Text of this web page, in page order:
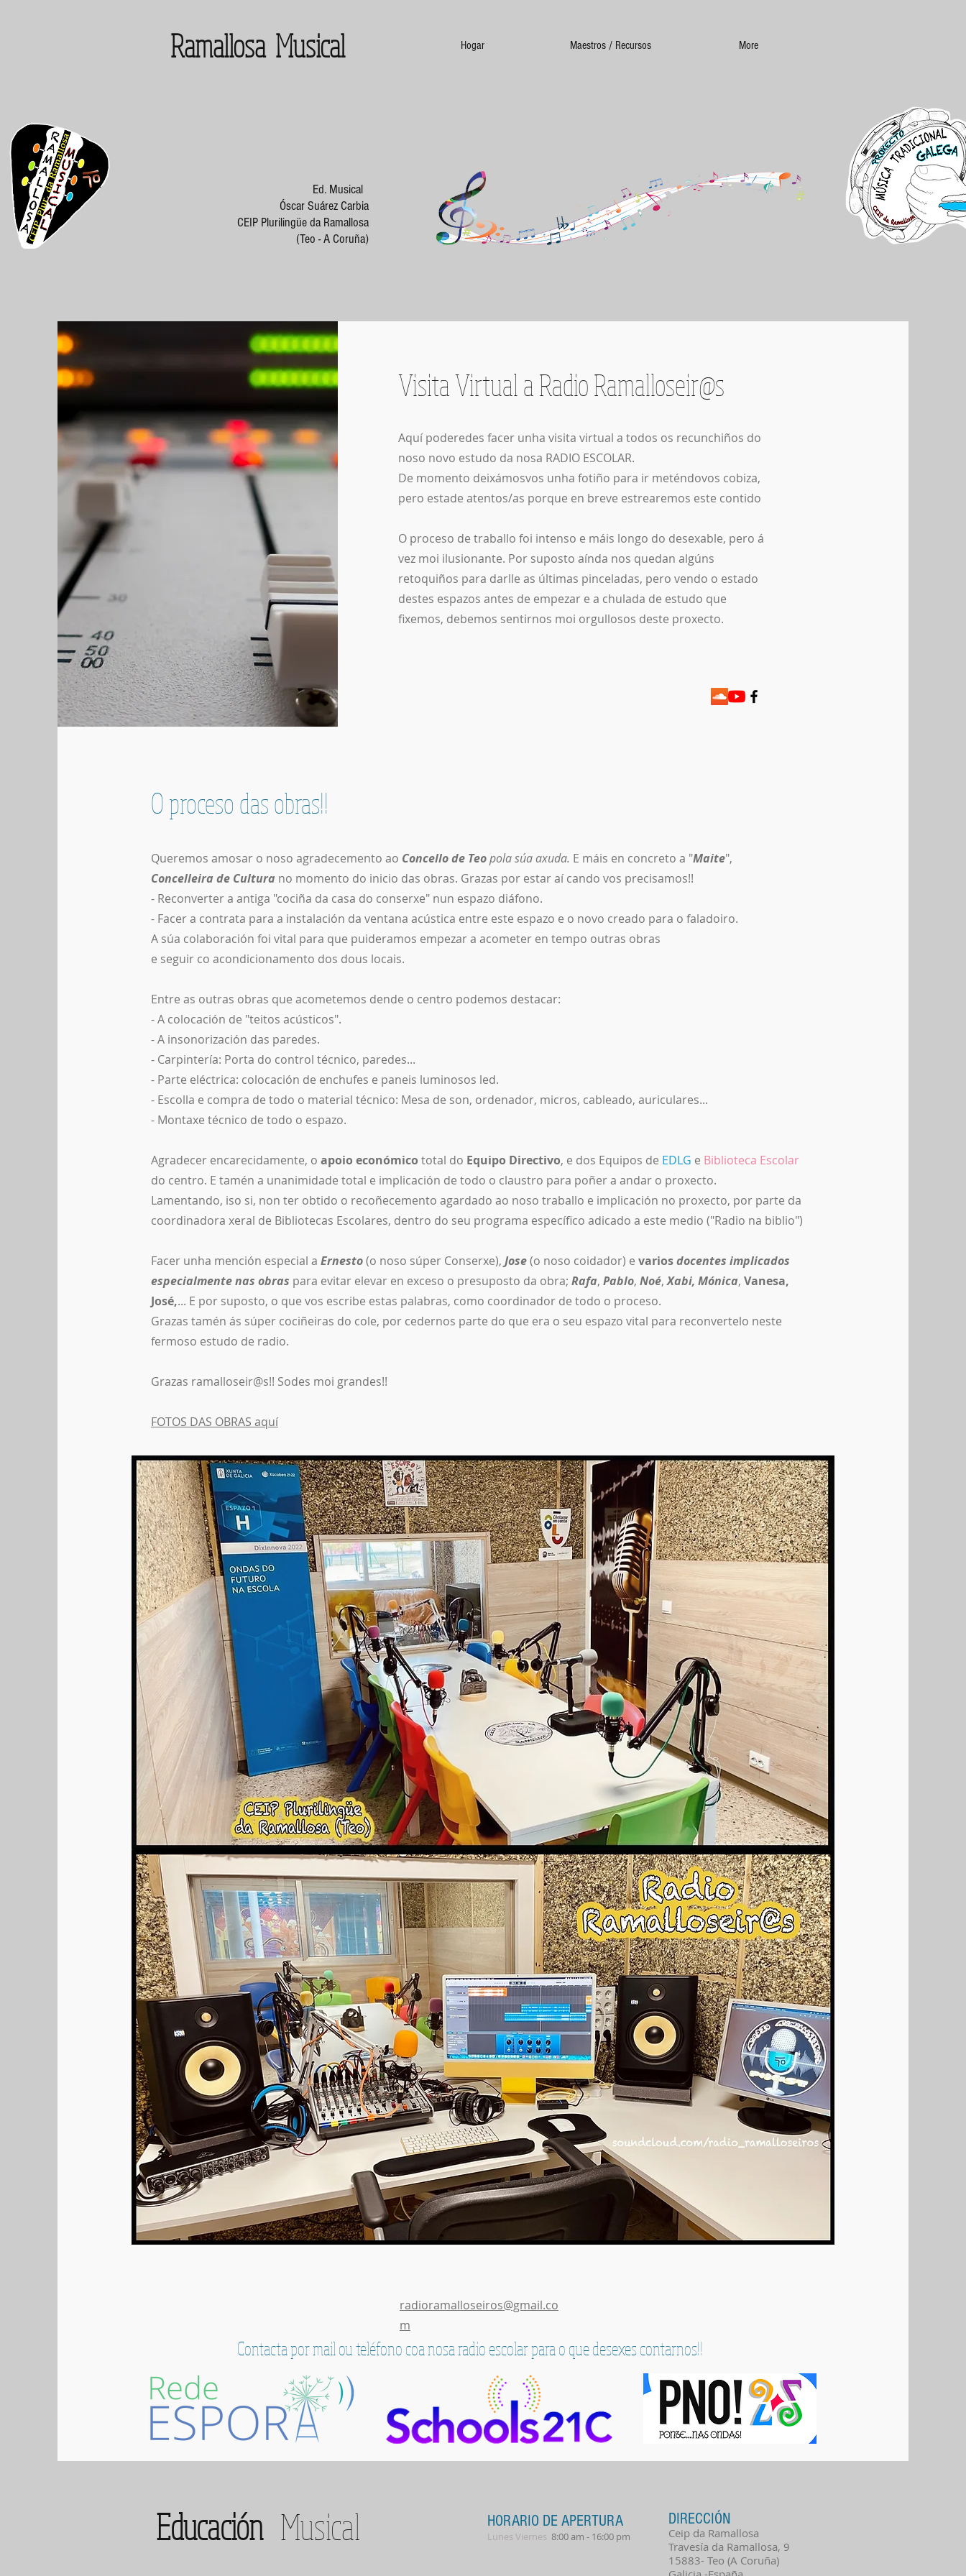
Ramallosa Musical Hogar Maestros / Recursos More
Ed. Musical
Óscar Suárez Carbia
CEIP Plurilingüe da Ramallosa
(Teo - A Coruña)
Visita Virtual a Radio Ramalloseir@s
Aquí poderedes facer unha visita virtual a todos os recunchiños do
noso novo estudo da nosa RADIO ESCOLAR.
De momento deixámosvos unha fotiño para ir meténdovos cobiza,
pero estade atentos/as porque en breve estrearemos este contido
O proceso de traballo foi intenso e máis longo do desexable, pero á
vez moi ilusionante. Por suposto aínda nos quedan algúns
retoquiños para darlle as últimas pinceladas, pero vendo o estado
destes espazos antes de empezar e a chulada de estudo que
fixemos, debemos sentirnos moi orgullosos deste proxecto.
O proceso das obras!!
Queremos amosar o noso agradecemento ao Concello de Teopola súa axuda. E máis en concreto a "Maite",
Concelleira de Cultura no momento do inicio das obras. Grazas por estar aí cando vos precisamos!!
- Reconverter a antiga "cociña da casa do conserxe" nun espazo diáfono.
- Facer a contrata para a instalación da ventana acústica entre este espazo e o novo creado para o faladoiro.
A súa colaboración foi vital para que puideramos empezar a acometer en tempo outras obras
e seguir co acondicionamento dos dous locais.
Entre as outras obras que acometemos dende o centro podemos destacar:
- A colocación de "teitos acústicos".
- A insonorización das paredes.
- Carpintería: Porta do control técnico, paredes...
- Parte eléctrica: colocación de enchufes e paneis luminosos led.
- Escolla e compra de todo o material técnico: Mesa de son, ordenador, micros, cableado, auriculares...
- Montaxe técnico de todo o espazo.
Agradecer encarecidamente, o apoio económico total do Equipo Directivo, e dos Equipos de EDLG e Biblioteca Escolar
do centro. E tamén a unanimidade total e implicación de todo o claustro para poñer a andar o proxecto.
Lamentando, iso si, non ter obtido o recoñecemento agardado ao noso traballo e implicación no proxecto, por parte da
coordinadora xeral de Bibliotecas Escolares, dentro do seu programa específico adicado a este medio ("Radio na biblio")
Facer unha mención especial a Ernesto(o noso súper Conserxe), Jose(o noso coidador) e variosdocentes implicados
especialmente nas obras para evitar elevar en exceso o presuposto da obra; Rafa, Pablo, Noé,Xabi, Mónica, Vanesa,
José,... E por suposto, o que vos escribe estas palabras, como coordinador de todo o proceso.
Grazas tamén ás súper cociñeiras do cole, por cedernos parte do que era o seu espazo vital para reconvertelo neste
fermoso estudo de radio.
Grazas ramalloseir@s!! Sodes moi grandes!!
FOTOS DAS OBRAS aquí
radioramalloseiros@gmail.co
m
Contacta por mail ou teléfono coa nosa radio escolar para o que desexes contarnos!!
EducaciónMusical HORARIO DE APERTURA
Lunes Viernes 8:00 am - 16:00 pm​
DIRECCIÓN
Ceip da Ramallosa
Travesía da Ramallosa, 9
15883- Teo (A Coruña)